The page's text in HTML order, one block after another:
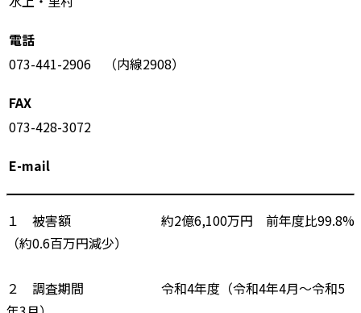
電話
073-441-2906 （内線2908）
FAX
073-428-3072
E-mail
１ 被害額 約2億6,100万円 前年度比99.8%
（約0.6百万円減少）
２ 調査期間 令和4年度（令和4年4月～令和5